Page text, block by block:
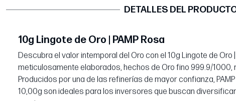
DETALLES DEL
10g Lingote de Oro | PAMP Rosa
Descubra el valor intemporal del Oro con el 10g Lingote de Oro
meticulosamente elaborados, hechos de Oro fino 999.9/1000,
Producidos por una de las refinerías de mayor confianza,
10,00g son ideales para los inversores que buscan